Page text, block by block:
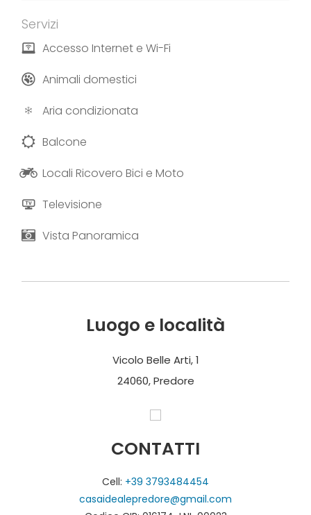
Servizi
Accesso Internet e Wi-Fi
Animali domestici
Aria condizionata
Balcone
Locali Ricovero Bici e Moto
Televisione
Vista Panoramica
Luogo e località
Vicolo Belle Arti, 1
24060, Predore
CONTATTI
Cell: +39 3793484454
casaidealepredore@gmail.com